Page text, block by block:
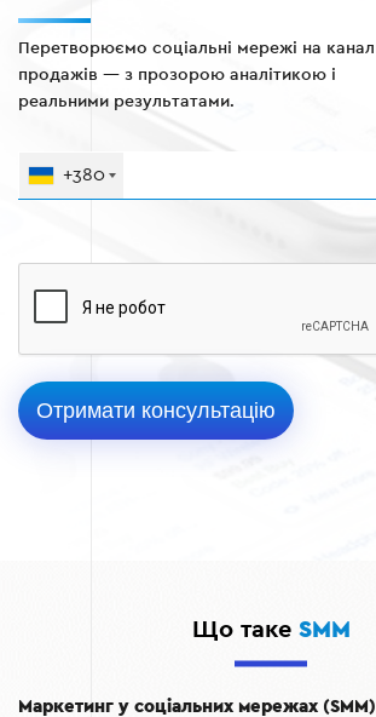
Перетворюємо соціальні мережі на канал
продажів — з прозорою аналітикою і
реальними результатами.
+380
Що таке SMM
Маркетинг у соціальних мережах (SMM)